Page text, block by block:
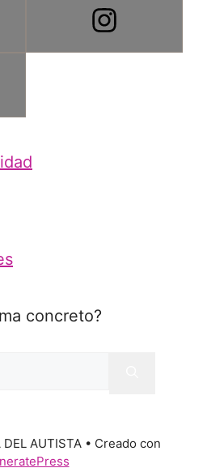
concreto?
AUTISTA• Creado con